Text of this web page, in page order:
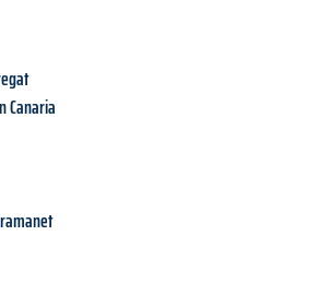
Canaria